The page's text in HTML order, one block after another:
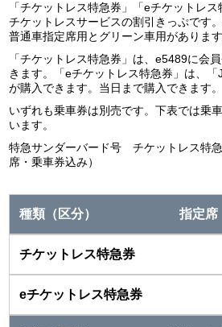
「チケットレス特急券」「eチケットレ
チケットレスサービスの割引きっぷです
普通車指定席用とグリーン車用があります
「チケットレス特急券」は、e5489に会
きます。「eチケットレス特急券」は、
が購入できます。当日まで購入できます。
いずれも乗車券は別売です。下表では乗
います。
特急サンダーバード号 チケットレス特
席・乗車券込み）
指定席